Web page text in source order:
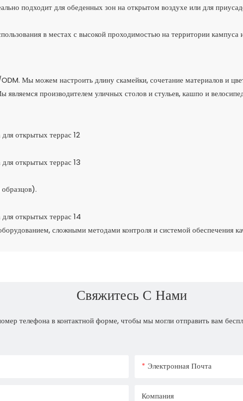
подходит для обеденных зон на открытом воздухе или для
в местах с высокой проходимостью на территории кампуса
Мы можем настроить длину скамейки, сочетание материалов и
являемся производителем уличных столов и стульев, кашпо и
сложными методами контроля и системой обеспечения
Свяжитесь С Нами
телефона в контактной форме, чтобы мы могли отправить вам
Электронная Почта
Компания